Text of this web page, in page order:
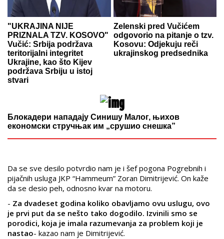
"UKRAJINA NIJE
PRIZNALA TZV. KOSOVO"
Vučić: Srbija podržava
teritorijalni integritet
Ukrajine, kao što Kijev
podržava Srbiju u istoj
stvari
Zelenski pred Vučićem
odgovorio na pitanje o tzv.
Kosovu: Odjekuju reči
ukrajinskog predsednika
Блокадери нападају Синишу Малог, њихов
економски стручњак им „срушио снешка”
Da se sve desilo potvrdio nam je i šef pogona Pogrebnih i
pijačnih usluga JKP “Hammeum” Zoran Dimitrijević. On kaže
da se desio peh, odnosno kvar na motoru.
- Za dvadeset godina koliko obavljamo ovu uslugu, ovo
je prvi put da se nešto tako dogodilo. Izvinili smo se
porodici, koja je imala razumevanja za problem koji je
nastao- kazao nam je Dimitrijević.